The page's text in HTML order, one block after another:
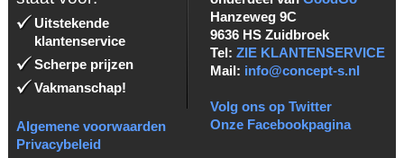
Uitstekende
klantenservice
Scherpe prijzen
Vakmanschap!
Algemene voorwaarden
Privacybeleid
Hanzeweg 9C
9636 HS Zuidbroek
Tel: ZIE KLANTENSERVICE
Mail: info@concept-s.nl
Volg ons op Twitter
Onze Facebookpagina